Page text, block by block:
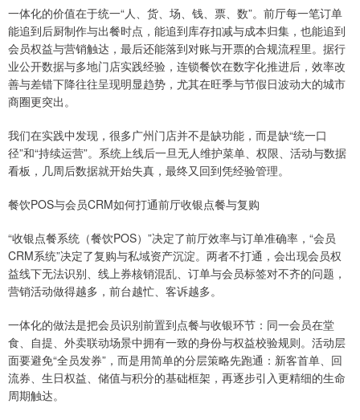
一体化的价值在于统一“人、货、场、钱、票、数”。前厅每一笔订单
能追到后厨制作与出餐时点，能追到库存扣减与成本归集，也能追到
会员权益与营销触达，最后还能落到对账与开票的合规流程里。据行
业公开数据与多地门店实践经验，连锁餐饮在数字化推进后，效率改
善与差错下降往往呈现明显趋势，尤其在旺季与节假日波动大的城市
商圈更突出。
我们在实践中发现，很多广州门店并不是缺功能，而是缺“统一口
径”和“持续运营”。系统上线后一旦无人维护菜单、权限、活动与数据
看板，几周后数据就开始失真，最终又回到凭经验管理。
餐饮POS与会员CRM如何打通前厅收银点餐与复购
“收银点餐系统（餐饮POS）”决定了前厅效率与订单准确率，“会员
CRM系统”决定了复购与私域资产沉淀。两者不打通，会出现会员权
益线下无法识别、线上券核销混乱、订单与会员标签对不齐的问题，
营销活动做得越多，前台越忙、客诉越多。
一体化的做法是把会员识别前置到点餐与收银环节：同一会员在堂
食、自提、外卖联动场景中拥有一致的身份与权益校验规则。活动层
面要避免“全员发券”，而是用简单的分层策略先跑通：新客首单、回
流券、生日权益、储值与积分的基础框架，再逐步引入更精细的生命
周期触达。